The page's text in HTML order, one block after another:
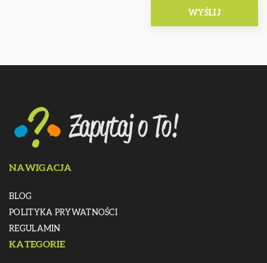
NAWIGACJA
BLOG
POLITYKA PRYWATNOŚCI
REGULAMIN
KATEGORIE